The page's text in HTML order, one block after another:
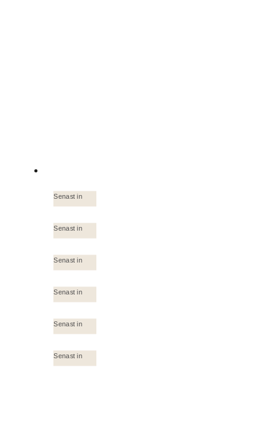
Senast in
Senast in
Senast in
Senast in
Senast in
Senast in